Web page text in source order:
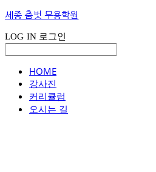
세종 춤벗 무용학원
LOG IN 로그인
HOME
강사진
커리큘럼
오시는 길